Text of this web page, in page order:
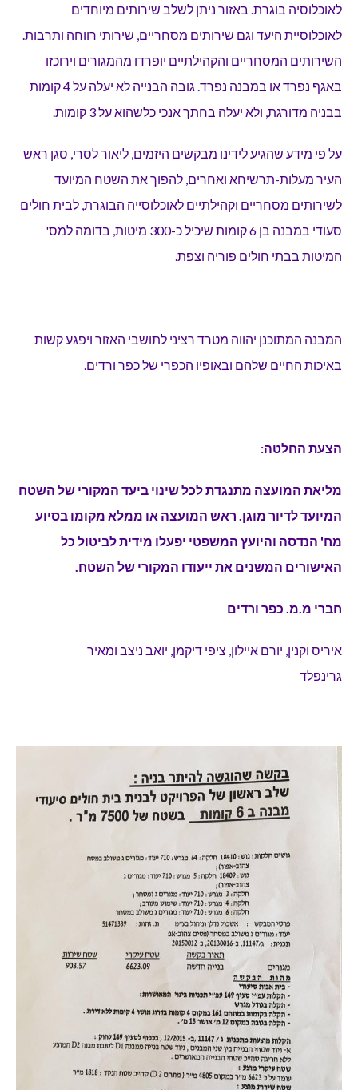
לאוכלוסיה בוגרת. באזור ניתן לשלב שירותים מיוחדים
לאוכלוסיית היעד וגם שירותים מסחריים, שירותי רווחה ותרבות.
השירותים המסחריים והקהילתיים יופרדו מהמגורים וירוכזו
באגף נפרד או במבנה נפרד. גובה הבנייה לא יעלה על 4 קומות
בבניה מדורגת, ולא יעלה בחתך אנכי כלשהוא על 3 קומות.
על פי מידע שהגיע לידינו מבקשים היזמים, ליאור לסרי, סגן ראש
העיר מעלות-תרשיחא ואחרים, להפוך את השטח המיועד
לשירותים מסחריים וקהילתיים לאוכלוסייה הבוגרת, לבית חולים
סעודי במבנה בן 6 קומות שיכיל כ-300 מיטות, בדומה למס'
המיטות בבתי חולים פוריה וצפת.
המבנה המתוכנן יהווה מטרד רציני לתושבי האזור ויפגע קשות
באיכות החיים שלהם ובאופיו הכפרי של כפר ורדים.
הצעת החלטה:
מליאת המועצה מתנגדת לכל שינוי ביעד המקורי של השטח
המיועד לדיור מוגן. ראש המועצה או ממלא מקומו בסיוע
מח' הנדסה והיועץ המשפטי יפעלו מידית לביטול כל
האישורים המשנים את ייעודו המקורי של השטח.
חברי מ.מ. כפר ורדים
איריס וקנין, יורם איילון, ציפי דיקמן, יואב ניצב ומאיר
גרינפלד